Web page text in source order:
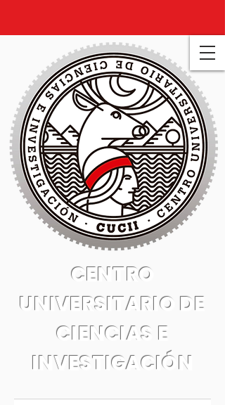
CENTRO
UNIVERSITARIO DE
CIENCIAS E
INVESTIGACIÓN